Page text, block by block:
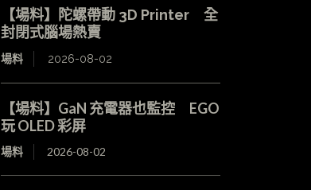
【場料】陀螺帶動 3D Printer 全
封閉式腦場熱賣
場料 2026-08-02
【場料】GaN 充電器也監控 EGO
玩 OLED 彩屏
場料 2026-08-02